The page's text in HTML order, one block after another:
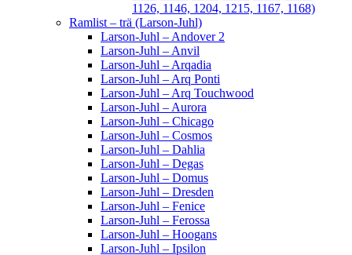
1126, 1146, 1204, 1215, 1167, 1168)
Ramlist – trä (Larson-Juhl)
Larson-Juhl – Andover 2
Larson-Juhl – Anvil
Larson-Juhl – Arqadia
Larson-Juhl – Arq Ponti
Larson-Juhl – Arq Touchwood
Larson-Juhl – Aurora
Larson-Juhl – Chicago
Larson-Juhl – Cosmos
Larson-Juhl – Dahlia
Larson-Juhl – Degas
Larson-Juhl – Domus
Larson-Juhl – Dresden
Larson-Juhl – Fenice
Larson-Juhl – Ferossa
Larson-Juhl – Hoogans
Larson-Juhl – Ipsilon